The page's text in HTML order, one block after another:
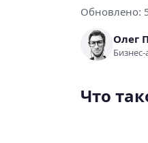
Обновлено:
Олег
Что